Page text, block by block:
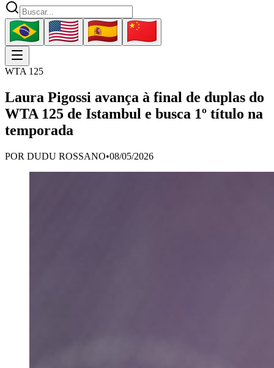
WTA 125
Laura Pigossi avança à final de duplas do
WTA 125 de Istambul e busca 1º título na
temporada
POR DUDU ROSSANO•08/05/2026